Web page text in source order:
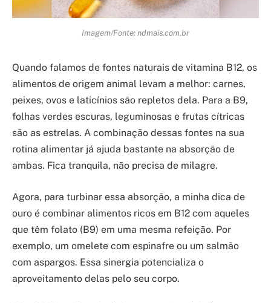
Imagem/Fonte: ndmais.com.br
Quando falamos de fontes naturais de vitamina B12, os
alimentos de origem animal levam a melhor: carnes,
peixes, ovos e laticínios são repletos dela. Para a B9,
folhas verdes escuras, leguminosas e frutas cítricas
são as estrelas. A combinação dessas fontes na sua
rotina alimentar já ajuda bastante na absorção de
ambas. Fica tranquila, não precisa de milagre.
Agora, para turbinar essa absorção, a minha dica de
ouro é combinar alimentos ricos em B12 com aqueles
que têm folato (B9) em uma mesma refeição. Por
exemplo, um omelete com espinafre ou um salmão
com aspargos. Essa sinergia potencializa o
aproveitamento delas pelo seu corpo.